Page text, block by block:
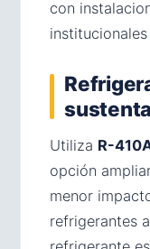
con
Utiliza R-
opción
menor
refrigerantes